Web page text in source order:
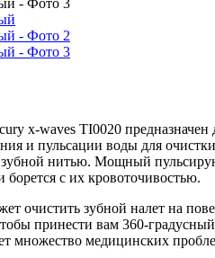
x-waves TI0020
и пульсации воды для
нитью. Мощный
борется с их кровоточивостью.
очистить зубной налет на
принести вам 360-
множество медицинских